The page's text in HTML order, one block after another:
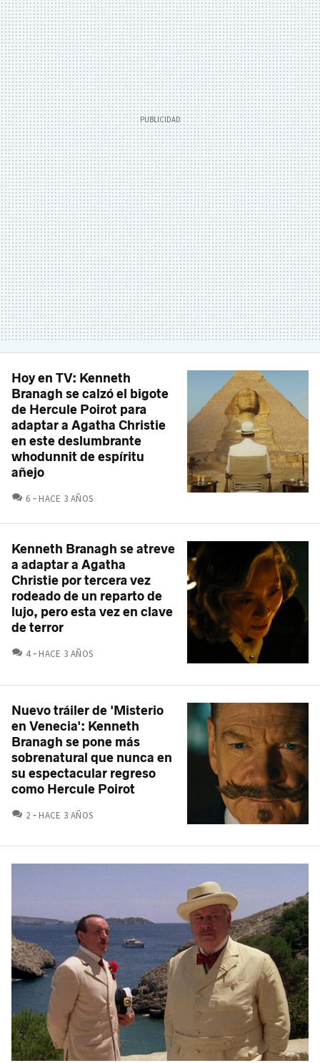
Hoy en TV: Kenneth
Branagh se calzó el bigote
de Hercule Poirot para
adaptar a Agatha Christie
en este deslumbrante
whodunnit de espíritu
añejo
6 COMENTARIOS
HACE 3 AÑOS
Kenneth Branagh se atreve
a adaptar a Agatha
Christie por tercera vez
rodeado de un reparto de
lujo, pero esta vez en clave
de terror
4 COMENTARIOS
HACE 3 AÑOS
Nuevo tráiler de 'Misterio
en Venecia': Kenneth
Branagh se pone más
sobrenatural que nunca en
su espectacular regreso
como Hercule Poirot
2 COMENTARIOS
HACE 3 AÑOS